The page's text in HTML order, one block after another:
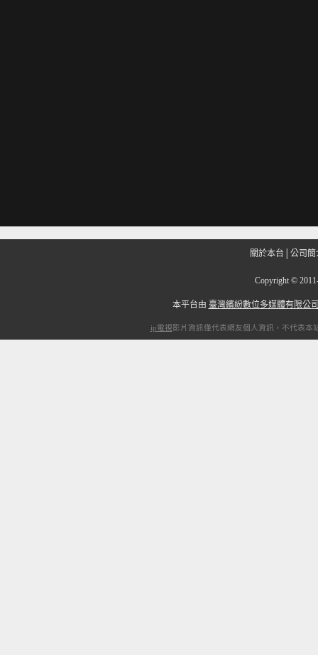
關於本台 公司簡
Copyright ©
本平台由 臺灣繽紛數位多媒體有限公
ip電視影片資訊僅代表網友個人資訊，不代表本